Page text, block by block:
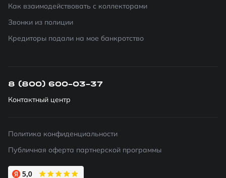
Как взаимодействовать с коллекторами
Звонки из полиции
Кредиторы подали на мое банкротство
8 (800) 600-03-37
Контактный центр
Политика конфиденциальности
Публичная оферта партнерской программы